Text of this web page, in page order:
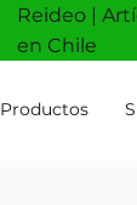
Productos
Reideo |
en Chile